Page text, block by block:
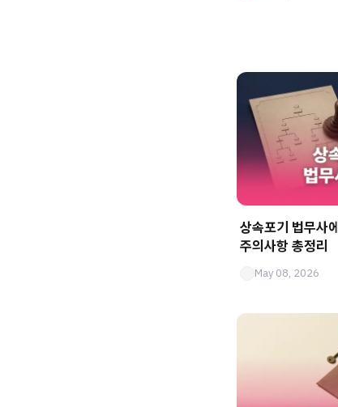
상속포기 법무사
주의사항 총정리
May 08, 2026